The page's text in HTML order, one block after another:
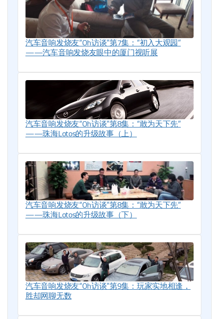
汽车音响发烧友“Oh访谈”第7集：“初入大观园”
——汽车音响发烧友眼中的厦门视听展
汽车音响发烧友“Oh访谈”第8集：“敢为天下先”
——珠海Lotos的升级故事（上）
汽车音响发烧友“Oh访谈”第8集：“敢为天下先”
——珠海Lotos的升级故事（下）
汽车音响发烧友“Oh访谈”第9集：玩家实地相逢，
胜却网聊无数